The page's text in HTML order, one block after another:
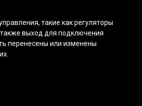
такие как регуляторы
выход для подключения
перенесены или изменены